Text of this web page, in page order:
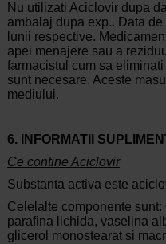
Nu utilizati Aciclovir dupa
ambalaj dupa exp.. Data
lunii respective.
apei menajere sau a
farmacistul cum sa
sunt necesare. Aceste
mediului.
6. INFORMATII
Ce contine Aciclovir
Substanta activa este
Celelalte componente
parafina lichida, vaselina
glicerol monostearat si